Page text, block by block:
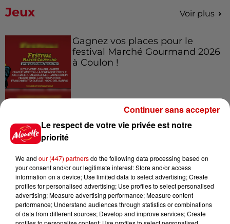
Jeux Voir plus
Gagnez vos places pour le
festival Marché Gourmand 2026
à Coulon !
Le Duel - Gagnez vos entrées
pour l'un des zoos de nos
régions !
Destination Vacances - Gagnez
votre séjour en famille au cœur
de la...
Le respect de votre vie privée est notre
priorité
We and our (447) partnersdo the following data processing based on
your consent and/or our legitimate interest: Store and/or access
information on a device; Use limited data to select advertising; Create
profiles for personalised advertising; Use profiles to select personalised
advertising; Measure advertising performance; Measure content
performance; Understand audiences through statistics or combinations
of data from different sources; Develop and improve services; Create
Continuer sans accepter